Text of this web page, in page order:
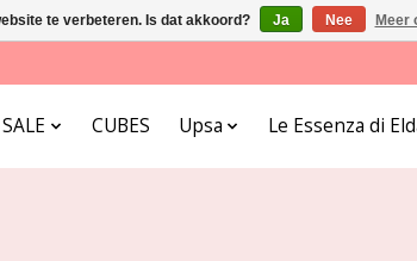
CUBES Upsa Le Essenza di
te verbeteren. Is dat akkoord? Ja Nee Meer